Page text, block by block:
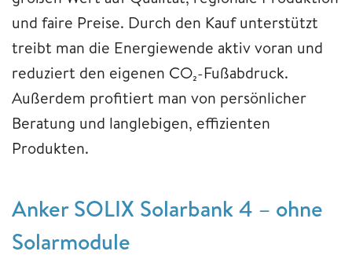
und faire Preise. Durch den Kauf unterstützt
treibt man die Energiewende aktiv voran und
reduziert den eigenen CO₂-Fußabdruck.
Außerdem profitiert man von persönlicher
Beratung und langlebigen, effizienten
Produkten.
Anker SOLIX Solarbank 4 – ohne
Solarmodule